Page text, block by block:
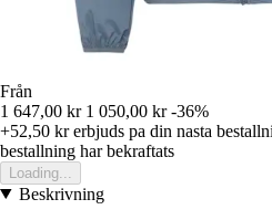
Från
1 647,00 kr 1 050,00 kr -36%
+52,50 krerbjuds pa din nasta
bestallning har bekraftats
Loading...
Beskrivning